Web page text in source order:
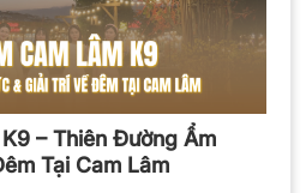
– Thiên Đường Ẩm
Tại Cam Lâm